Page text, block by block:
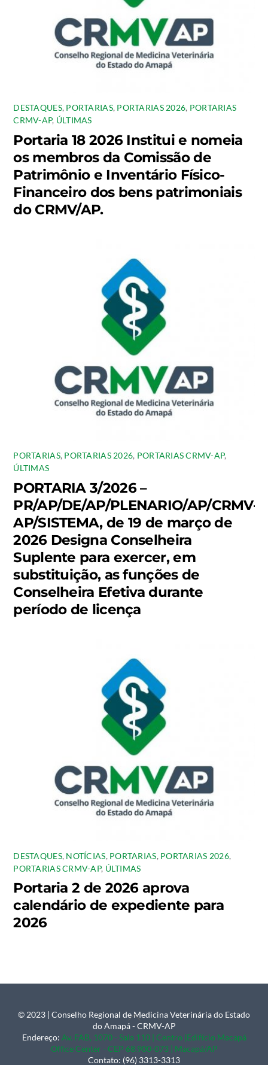
DESTAQUES, PORTARIAS, PORTARIAS 2026, PORTARIAS
CRMV-AP, ÚLTIMAS
Portaria 18 2026 Institui e nomeia
os membros da Comissão de
Patrimônio e Inventário Físico-
Financeiro dos bens patrimoniais
do CRMV/AP.
PORTARIAS, PORTARIAS 2026, PORTARIAS CRMV-AP,
ÚLTIMAS
PORTARIA 3/2026 –
PR/AP/DE/AP/PLENARIO/AP/CRMV-
AP/SISTEMA, de 19 de março de
2026 Designa Conselheira
Suplente para exercer, em
substituição, as funções de
Conselheira Efetiva durante
período de licença
DESTAQUES, NOTÍCIAS, PORTARIAS, PORTARIAS 2026,
PORTARIAS CRMV-AP, ÚLTIMAS
Portaria 2 de 2026 aprova
calendário de expediente para
2026
Back
To
Top
© 2023 | Conselho Regional de Medicina Veterinária do Estado
do Amapá - CRMV-AP
Endereço: Av. FAB, 1070 - Sala 110 | Centro |Edifício Macapá
Office Center - CEP 68.900-073 | Macapá/AP
Contato: (96) 3313-3313